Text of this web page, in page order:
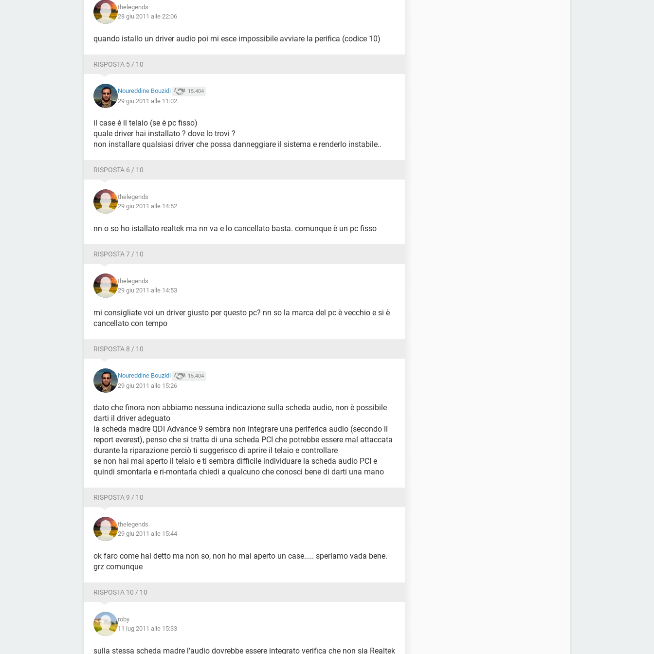
Prodotto VT82C693ABX
Produttore Legend QDI
Versione V1.XX
[ Chassis ]
Proprietà chassis:
[ Controller memoria ]
Proprietà controller della memoria:
Correzione d'errore Single-bit
Supporto Memory Interleave 4-Way
Memory Interleave corrente 1-Way
Velocità supportate 70ns, 60ns
Tipi di memoria supportati SPM, FPM, EDO, Parity, ECC, SIMM, DIMM, SDRAM
Capacità massima di un modulo di memoria 256 MB
[ Processori / Pentium III ]
Proprietà processore:
Produttore Intel
Velocità di clock massima 1066 MHz
Tipo Central Processor
Voltaggio 1.6 V
Stato Attivo
Socket Socket 370
[ Cache / Internal Cache ]
Proprietà cache:
Tipo Interno
Stato Attivo
Dimensione installata 32 KB
Tipo SRAM corrente Synchronous
Socket Cache interna
[ Cache / External Cache ]
Tipo Esterno
Modalità operativa Write-Back
Dimensione massima 256 KB
Dimensione installata 256 KB
thelegends
28 giu 2011 alle 22:06
quando istallo un driver audio poi mi esce impossibile avviare la perifica (codice 10)
RISPOSTA 5 / 10
Noureddine Bouzidi 15.404
29 giu 2011 alle 11:02
il case è il telaio (se è pc fisso)
quale driver hai installato ? dove lo trovi ?
non installare qualsiasi driver che possa danneggiare il sistema e renderlo instabile..
RISPOSTA 6 / 10
thelegends
29 giu 2011 alle 14:52
nn o so ho istallato realtek ma nn va e lo cancellato basta. comunque è un pc fisso
RISPOSTA 7 / 10
thelegends
29 giu 2011 alle 14:53
mi consigliate voi un driver giusto per questo pc? nn so la marca del pc è vecchio e si è
cancellato con tempo
RISPOSTA 8 / 10
Noureddine Bouzidi 15.404
29 giu 2011 alle 15:26
dato che finora non abbiamo nessuna indicazione sulla scheda audio, non è possibile
darti il driver adeguato
la scheda madre QDI Advance 9 sembra non integrare una periferica audio (secondo il
report everest), penso che si tratta di una scheda PCI che potrebbe essere mal attaccata
durante la riparazione perciò ti suggerisco di aprire il telaio e controllare
se non hai mai aperto il telaio e ti sembra difficile individuare la scheda audio PCI e
quindi smontarla e ri-montarla chiedi a qualcuno che conosci bene di darti una mano
RISPOSTA 9 / 10
thelegends
29 giu 2011 alle 15:44
ok faro come hai detto ma non so, non ho mai aperto un case..... speriamo vada bene.
grz comunque
RISPOSTA 10 / 10
roby
11 lug 2011 alle 15:33
sulla stessa scheda madre l'audio dovrebbe essere integrato verifica che non sia Realtek